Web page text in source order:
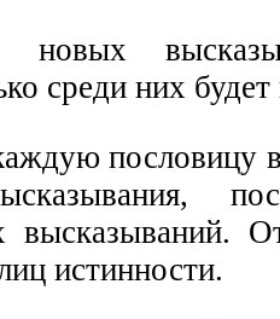
новых
среди них
пословицу
высказываний.
истинности.